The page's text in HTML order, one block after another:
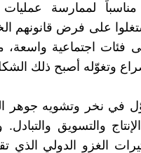
مناسباً لممارسة
على فرض قانونهم
فئات اجتماعية واسعة،
وتغوّله أصبح ذلك
في نخر وتشويه جوهر
والتسويق
الغزو الدولي الذي